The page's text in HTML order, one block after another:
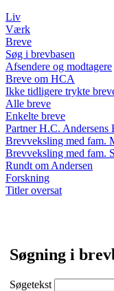
Liv
Værk
Breve
Søg i brevbasen
Afsendere og modtagere
Breve om HCA
Ikke tidligere trykte
Alle breve
Enkelte breve
Partner H.C. Andersens
Brevveksling med fam.
Brevveksling med fam.
Rundt om Andersen
Forskning
Titler oversat
Søgning i
Søgetekst